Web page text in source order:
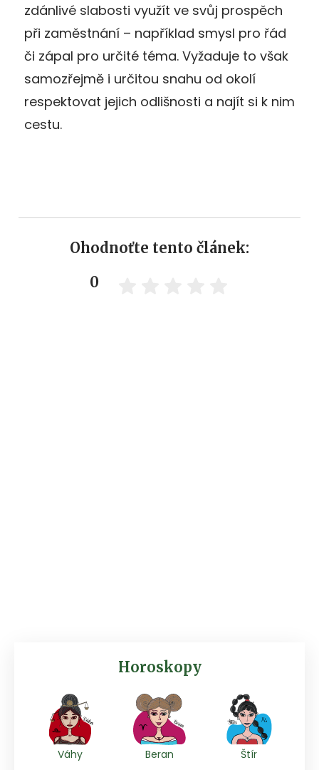
zdánlivé slabosti využít ve svůj prospěch
při zaměstnání – například smysl pro řád
či zápal pro určité téma. Vyžaduje to však
samozřejmě i určitou snahu od okolí
respektovat jejich odlišnosti a najít si k nim
cestu.
Ohodnoťte tento článek:
0
Horoskopy
Váhy Beran Štír